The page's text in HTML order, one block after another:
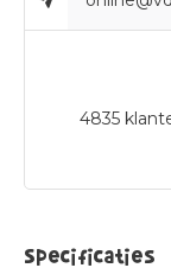
4835
Specificaties